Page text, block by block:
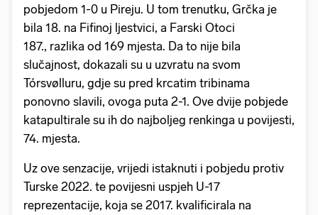
pobjedom 1-0 u Pireju. U tom trenutku, Grčka je
bila 18. na Fifinoj ljestvici, a Farski Otoci
187., razlika od 169 mjesta. Da to nije bila
slučajnost, dokazali su u uzvratu na svom
Tórsvølluru, gdje su pred krcatim tribinama
ponovno slavili, ovoga puta 2-1. Ove dvije pobjede
katapultirale su ih do najboljeg renkinga u povijesti,
74. mjesta.
Uz ove senzacije, vrijedi istaknuti i pobjedu protiv
Turske 2022. te povijesni uspjeh U-17
reprezentacije, koja se 2017. kvalificirala na